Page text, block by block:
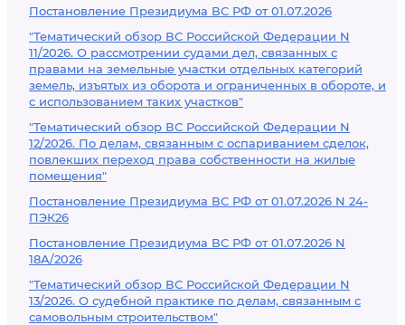
Постановление Президиума ВС РФ от 01.07.2026
"Тематический обзор ВС Российской Федерации N
11/2026. О рассмотрении судами дел, связанных с
правами на земельные участки отдельных категорий
земель, изъятых из оборота и ограниченных в обороте, и
с использованием таких участков"
"Тематический обзор ВС Российской Федерации N
12/2026. По делам, связанным с оспариванием сделок,
повлекших переход права собственности на жилые
помещения"
Постановление Президиума ВС РФ от 01.07.2026 N 24-
ПЭК26
Постановление Президиума ВС РФ от 01.07.2026 N
18А/2026
"Тематический обзор ВС Российской Федерации N
13/2026. О судебной практике по делам, связанным с
самовольным строительством"